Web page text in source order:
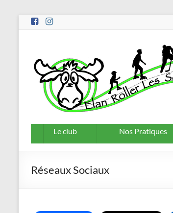
Aller
Le club Nos Pratiques
Réseaux Sociaux